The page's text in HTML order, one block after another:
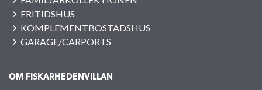
FRITIDSHUS
KOMPLEMENTBOSTADSHUS
GARAGE/CARPORTS
OM FISKARHEDENVILLAN